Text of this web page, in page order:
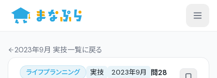
2023年9月 実技一覧に戻る
ライフプランニング 実技 2023年9月 問28